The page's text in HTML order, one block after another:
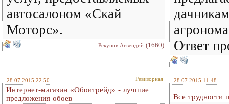
автосалоном «Скай
Моторс».
Рекунов Агвендий (1660)
Ответ
28.07.2015 22:50 Ревизорная
Интернет-магазин «Обоитрейд» - лучшие
предложения обоев
28.07.2015 11:48
Все трудности